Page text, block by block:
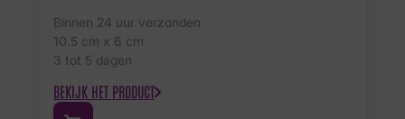
Binnen 24 uur verzonden
10.5 cm x 6 cm
3 tot 5 dagen
BEKIJK HET PRODUCT